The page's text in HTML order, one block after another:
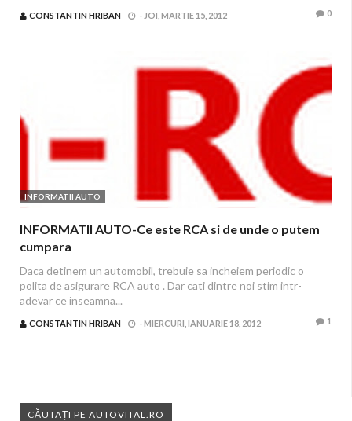
CONSTANTIN HRIBAN - JOI, MARTIE 15, 2012 0
INFORMATII AUTO
INFORMATII AUTO-Ce este RCA si de unde o putem
cumpara
Daca detinem un automobil, trebuie sa incheiem periodic o
polita de asigurare RCA auto . Dar cati dintre noi stim intr-
adevar ce inseamna...
CONSTANTIN HRIBAN -MIERCURI, IANUARIE 18, 2012 1
CĂUTAȚI PE AUTOVITAL.RO